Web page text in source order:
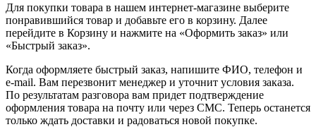
Для покупки товара в нашем интернет-магазине выберите
понравившийся товар и добавьте его в корзину. Далее
перейдите в Корзину и нажмите на «Оформить заказ» или
«Быстрый заказ».
Когда оформляете быстрый заказ, напишите ФИО, телефон и
e-mail. Вам перезвонит менеджер и уточнит условия заказа.
По результатам разговора вам придет подтверждение
оформления товара на почту или через СМС. Теперь останется
только ждать доставки и радоваться новой покупке.